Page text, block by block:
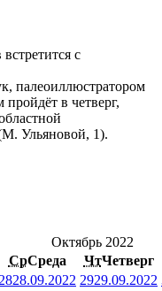
палеоиллюстратором
в четверг,
Ульяновой, 1).
Октябрь 2022
СрСреда ЧтЧетверг
2828.09.2022 2929.09.2022